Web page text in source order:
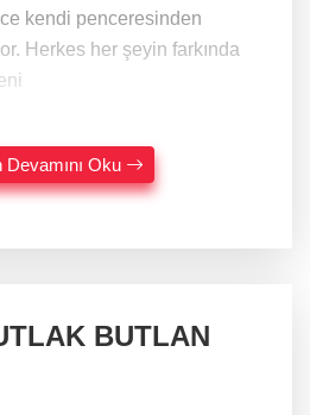
kendi penceresinden
Devamını Oku
BUTLAN